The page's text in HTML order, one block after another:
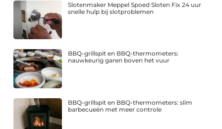
Slotenmaker Meppel Spoed Sloten Fix 24 uur
snelle hulp bij slotproblemen
BBQ-grillspit en BBQ-thermometers:
nauwkeurig garen boven het vuur
BBQ-grillspit en BBQ-thermometers: slim
barbecueën met meer controle